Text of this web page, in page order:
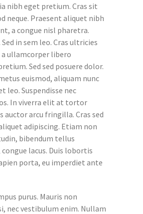
nibh eget pretium. Cras sit
neque. Praesent aliquet nibh
a congue nisl pharetra.
in sem leo. Cras ultricies
ullamcorper libero
Sed sed posuere dolor.
euismod, aliquam nunc
leo. Suspendisse nec
In viverra elit at tortor
auctor arcu fringilla. Cras sed
adipiscing. Etiam non
bibendum tellus
lacus. Duis lobortis
porta, eu imperdiet ante
purus. Mauris non
nec vestibulum enim. Nullam